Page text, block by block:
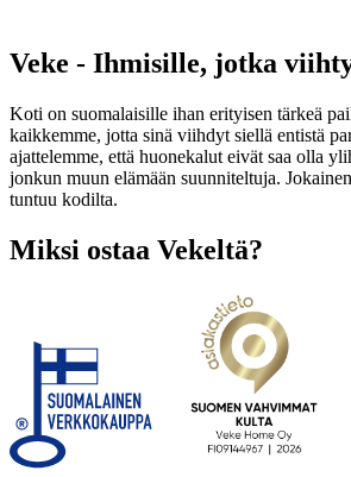
Veke - Ihmisille, jotka
Koti on suomalaisille ihan erityisen tärkeä
kaikkemme, jotta sinä viihdyt siellä entistä
ajattelemme, että huonekalut eivät saa olla
jonkun muun elämään suunniteltuja.
tuntuu kodilta.
Miksi ostaa Vekeltä?